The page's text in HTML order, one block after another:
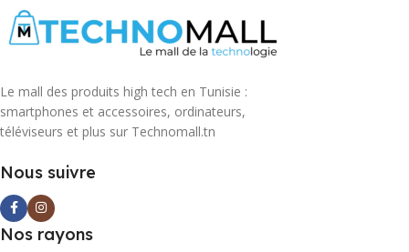
Le mall des produits high tech en Tunisie :
smartphones et accessoires, ordinateurs,
téléviseurs et plus sur Technomall.tn
Nous suivre
Nos rayons